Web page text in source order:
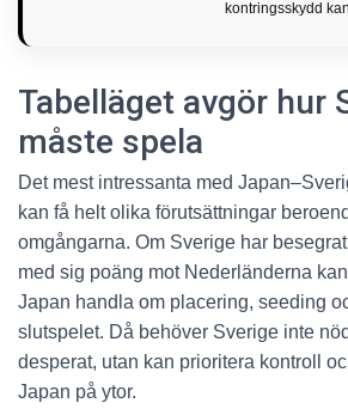
kontringsskydd
Tabelläget avgör hur
måste spela
Det mest intressanta med
kan få helt olika förutsättningar
omgångarna. Om Sverige har
med sig poäng mot Nederländerna
Japan handla om placering, seeding
slutspelet. Då behöver Sverige inte
desperat, utan kan prioritera kontroll
Japan på ytor.